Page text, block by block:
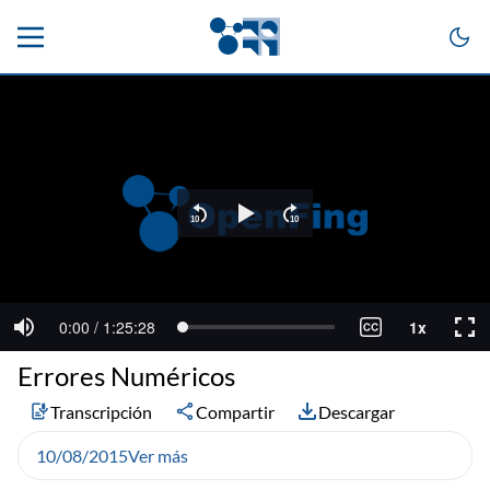
Errores Numéricos
Transcripción Compartir Descargar
10/08/2015Ver más